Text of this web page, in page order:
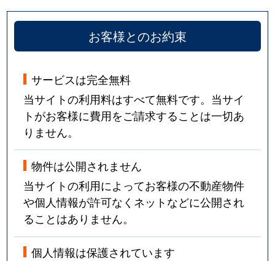
お客様とのお約束
サービスは完全無料
当サイトの利用料はすべて無料です。当サイ
トがお客様に費用をご請求することは一切あ
りません。
物件は公開されません
当サイトの利用によってお客様の不動産物件
や個人情報が許可なくネットなどに公開され
ることはありません。
個人情報は保護されています